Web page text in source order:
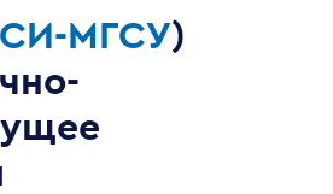
МГСУ)